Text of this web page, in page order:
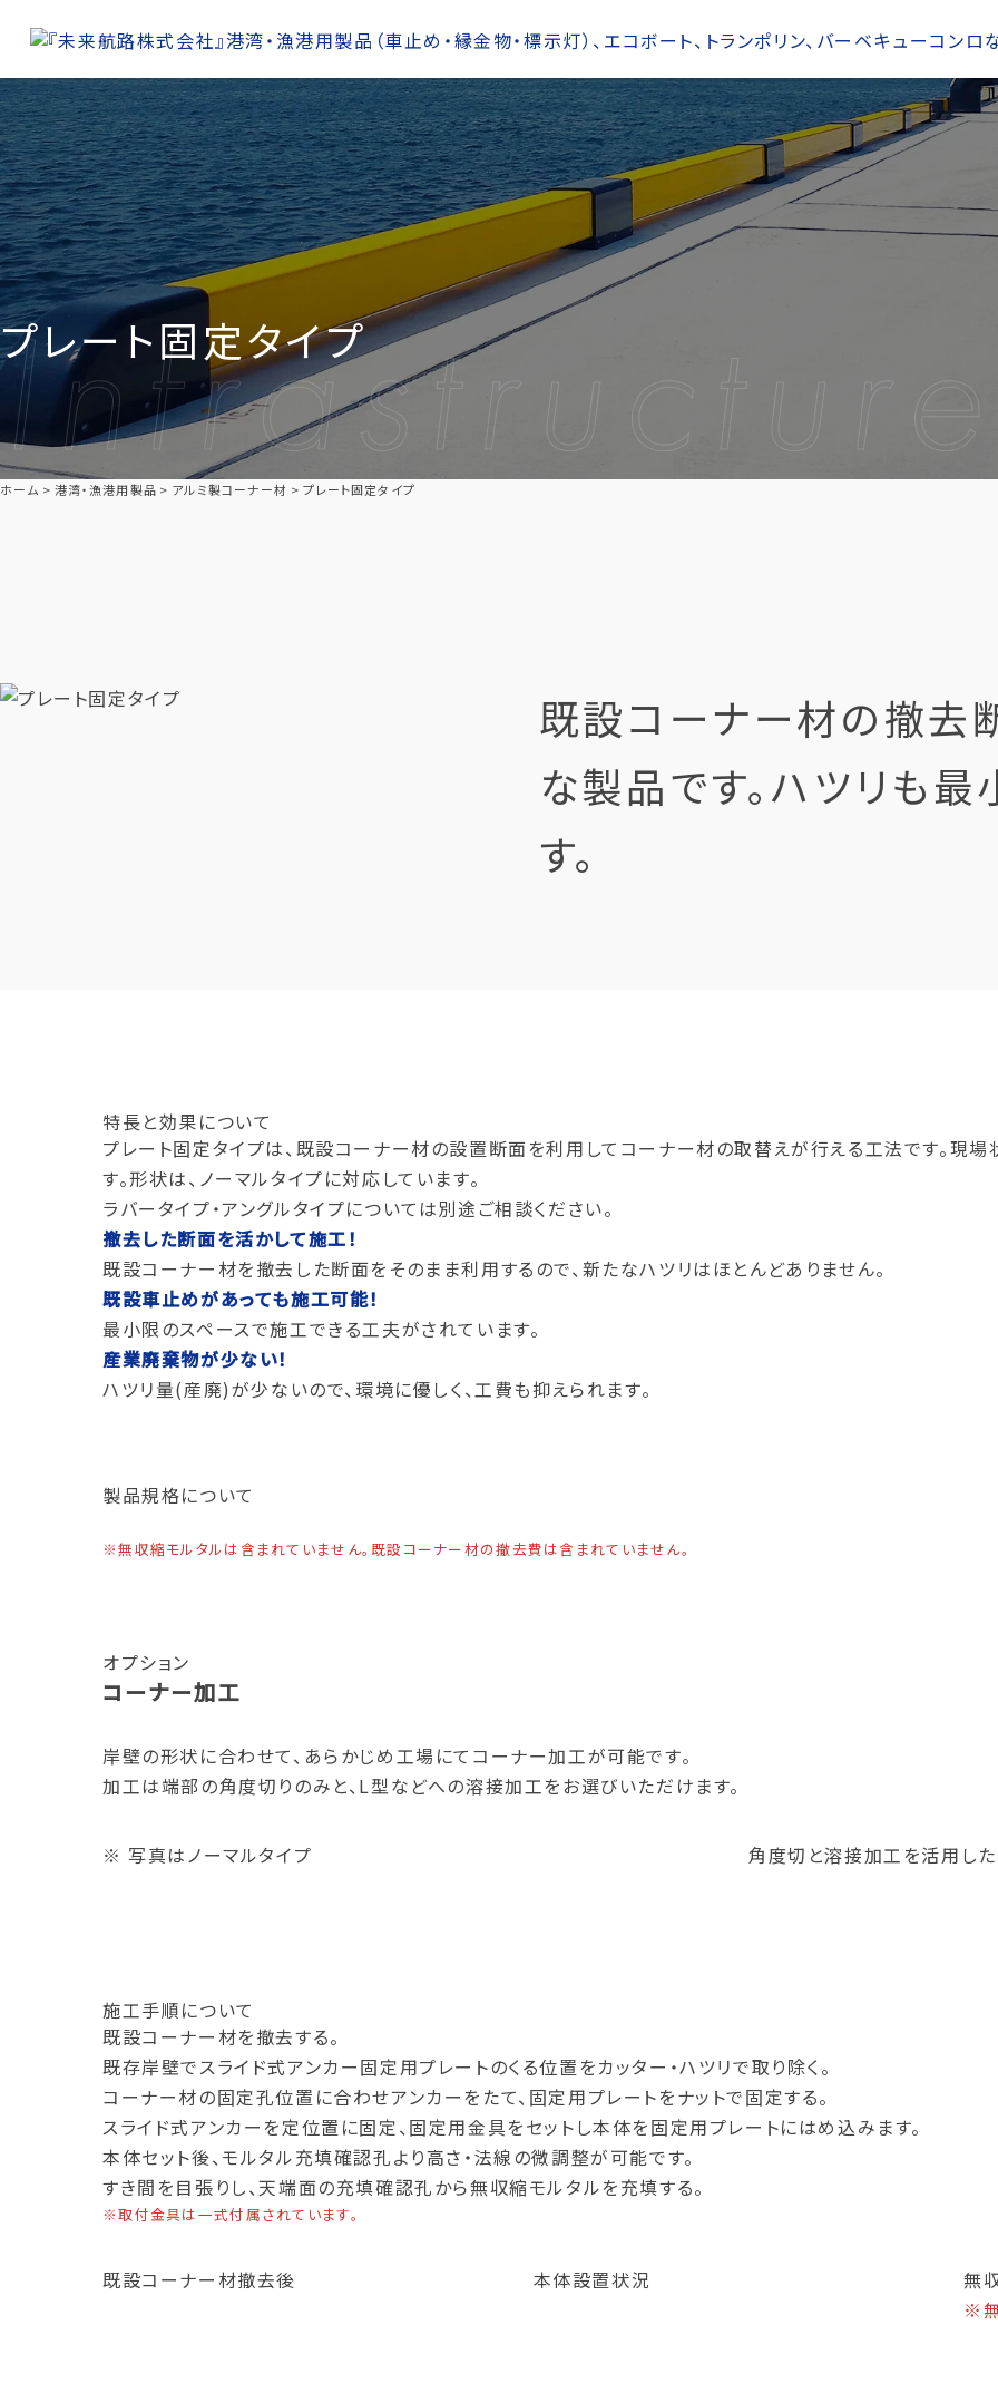
プレート固定タイプ
ホーム 港湾・漁港用製品 アルミ製コーナー材 プレート固定タイプ
既設コーナー材の撤去
な製品です。ハツリも
す。
特長と効果について
プレート固定タイプは、既設コーナー材の設置断面を利用してコーナー材の取替えが行える工法です。現
す。形状は、ノーマルタイプに対応しています。
ラバータイプ・アングルタイプについては別途ご相談ください。
撤去した断面を活かして施工！
既設コーナー材を撤去した断面をそのまま利用するので、新たなハツリはほとんどありません。
既設車止めがあっても施工可能！
最小限のスペースで施工できる工夫がされています。
産業廃棄物が少ない！
ハツリ量(産廃)が少ないので、環境に優しく、工費も抑えられます。
製品規格について
※無収縮モルタルは含まれていません。既設コーナー材の撤去費は含まれていません。
オプション
コーナー加工
岸壁の形状に合わせて、あらかじめ工場にてコーナー加工が可能です。
加工は端部の角度切りのみと、L型などへの溶接加工をお選びいただけます。
※ 写真はノーマルタイプ 角度切と溶接加工を活用し
施工手順について
既設コーナー材を撤去する。
既存岸壁でスライド式アンカー固定用プレートのくる位置をカッター・ハツリで取り除く。
コーナー材の固定孔位置に合わせアンカーをたて、固定用プレートをナットで固定する。
スライド式アンカーを定位置に固定、固定用金具をセットし本体を固定用プレートにはめ込みます。
本体セット後、モルタル充填確認孔より高さ・法線の微調整が可能です。
すき間を目張りし、天端面の充填確認孔から無収縮モルタルを充填する。
※取付金具は一式付属されています。
既設コーナー材撤去後 本体設置状況
無
※